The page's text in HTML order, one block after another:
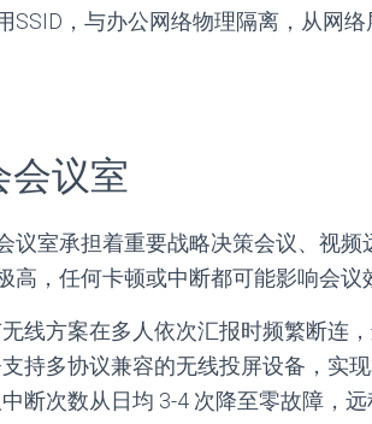
SSID，与办公网络物理隔离，从网络
会议室
议室承担着重要战略决策会议、视
高，任何卡顿或中断都可能影响会议
线方案在多人依次汇报时频繁断连
持多协议兼容的无线投屏设备，实
断次数从日均 3-4 次降至零故障，